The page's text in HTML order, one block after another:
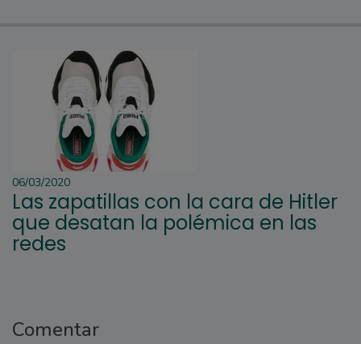
06/03/2020
Las zapatillas con la cara de Hitler
que desatan la polémica en las
redes
Comentar